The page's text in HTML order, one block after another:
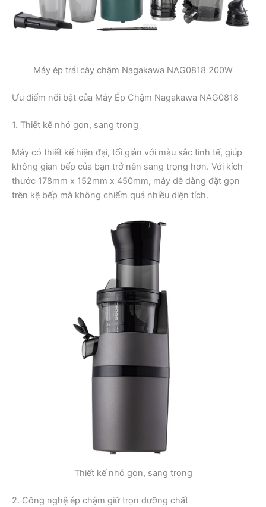
Máy ép trái cây chậm Nagakawa NAG0818 200W
Ưu điểm nổi bật của Máy Ép Chậm Nagakawa NAG0818
1. Thiết kế nhỏ gọn, sang trọng
Máy có thiết kế hiện đại, tối giản với màu sắc tinh tế, giúp
không gian bếp của bạn trở nên sang trọng hơn. Với kích
thước 178mm x 152mm x 450mm, máy dễ dàng đặt gọn
trên kệ bếp mà không chiếm quá nhiều diện tích.
Thiết kế nhỏ gọn, sang trọng
2. Công nghệ ép chậm giữ trọn dưỡng chất